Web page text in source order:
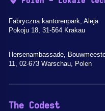
Fabryczna kantorenpark, Aleja
Pokoju 18, 31-564 Krakau
Hersenambassade,
11, 02-673 Warschau, Polen
The Codest